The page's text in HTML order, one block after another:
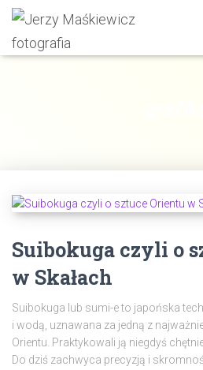
Suibokuga czyli o
w Skałach
Suibokuga lub sumi-e to japońska
i wodą, uznawana za jedną z
Orientu. Praktykowali ją niegdyś
Do dziś zachwyca precyzją i